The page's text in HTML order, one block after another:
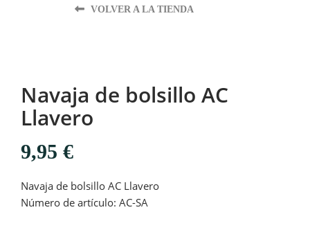
VOLVER A LA TIENDA
Navaja de bolsillo AC
Llavero
9,95 €
Navaja de bolsillo AC Llavero
Número de artículo: AC-SA